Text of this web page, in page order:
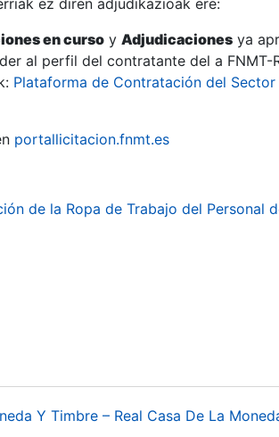
ez diren adjudikazioak ere:
en curso y Adjudicaciones ya
al perfil del contratante del a FNMT-
Plataforma de Contratación del Sector
portallicitacion.fnmt.es
de la Ropa de Trabajo del Personal
Y Timbre – Real Casa De La